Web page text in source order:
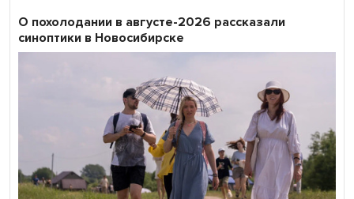
О похолодании в августе-2026 рассказали
синоптики в Новосибирске